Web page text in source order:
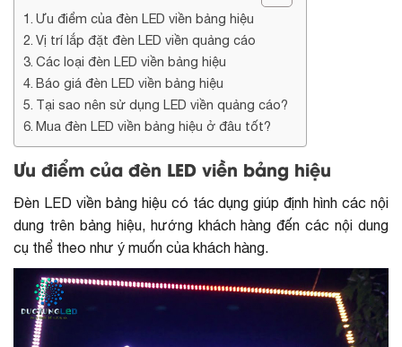
Ưu điểm của đèn LED viền bảng hiệu
Vị trí lắp đặt đèn LED viền quảng cáo
Các loại đèn LED viền bảng hiệu
Báo giá đèn LED viền bảng hiệu
Tại sao nên sử dụng LED viền quảng cáo?
Mua đèn LED viền bảng hiệu ở đâu tốt?
Ưu điểm của đèn LED viền bảng hiệu
Đèn LED viền bảng hiệu có tác dụng giúp định hình các nội
dung trên bảng hiệu, hướng khách hàng đến các nội dung
cụ thể theo như ý muốn của khách hàng.